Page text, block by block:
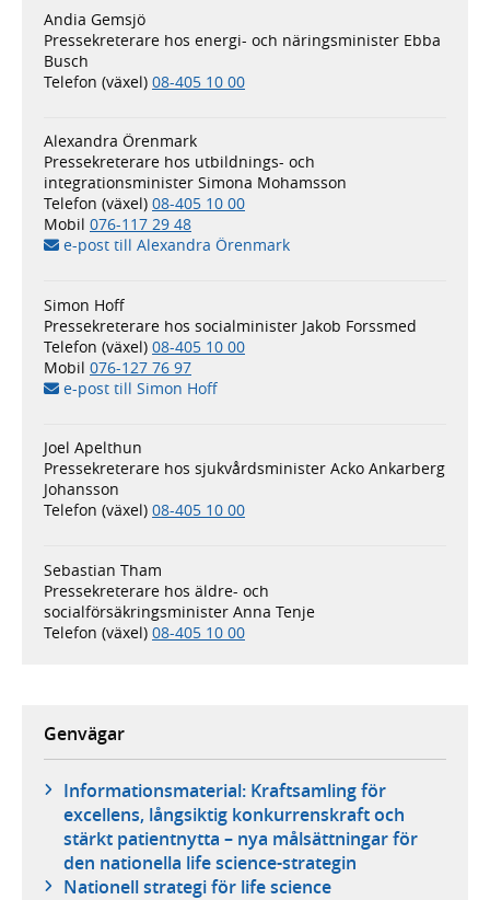
Andia Gemsjö
Pressekreterare hos energi- och näringsminister Ebba
Busch
Telefon (växel) 08-405 10 00
Alexandra Örenmark
Pressekreterare hos utbildnings- och
integrationsminister Simona Mohamsson
Telefon (växel) 08-405 10 00
Mobil 076-117 29 48
e-post till Alexandra Örenmark
Simon Hoff
Pressekreterare hos socialminister Jakob Forssmed
Telefon (växel) 08-405 10 00
Mobil 076-127 76 97
e-post till Simon Hoff
Joel Apelthun
Pressekreterare hos sjukvårdsminister Acko Ankarberg
Johansson
Telefon (växel) 08-405 10 00
Sebastian Tham
Pressekreterare hos äldre- och
socialförsäkringsminister Anna Tenje
Telefon (växel) 08-405 10 00
Genvägar
Informationsmaterial: Kraftsamling för
excellens, långsiktig konkurrenskraft och
stärkt patientnytta – nya målsättningar för
den nationella life science-strategin
Nationell strategi för life science